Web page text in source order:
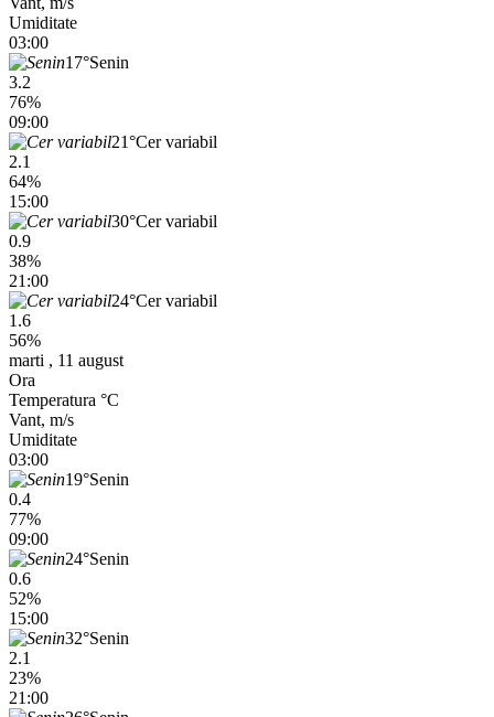
Umiditate
03:00
17°Senin
3.2
76%
09:00
21°Cer variabil
2.1
64%
15:00
30°Cer variabil
0.9
38%
21:00
24°Cer variabil
1.6
56%
marti , 11 august
Ora
Temperatura °C
Vant, m/s
Umiditate
03:00
19°Senin
0.4
77%
09:00
24°Senin
0.6
52%
15:00
32°Senin
2.1
23%
21:00